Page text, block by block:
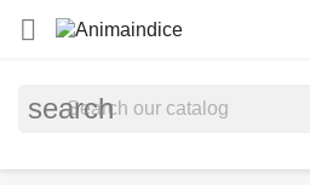

search